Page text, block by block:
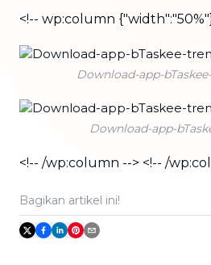
<!-- wp:column
Download-app-
Download-app-
<!-- /wp:column --> <!-- /
Bagikan artikel ini!